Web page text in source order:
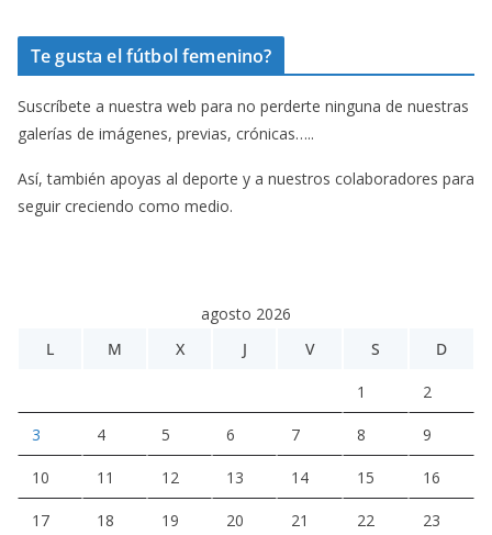
Te gusta el fútbol femenino?
Suscríbete a nuestra web para no perderte ninguna de nuestras
galerías de imágenes, previas, crónicas…..
Así, también apoyas al deporte y a nuestros colaboradores para
seguir creciendo como medio.
agosto 2026
L
M X J V S D
1 2
3 4 5 6 7 8 9
10 11 12 13 14 15 16
17 18 19 20 21 22 23